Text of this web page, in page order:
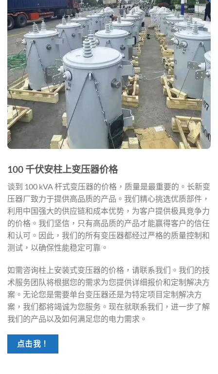
100 千伏安柱上变压器价格
谈到 100 kVA 杆式变压器的价格，质量是最重要的。长新变
压器厂致力于提供高品质的产品。我们精心挑选优质部件，
利用中国强大的供应链和成本优势，为客户提供极具竞争力
的价格。我们坚信，只有高品质的产品才能赢得客户的信任
和认可。因此，我们的所有变压器都经过严格的质量控制和
测试，以确保性能稳定可靠。
如需咨询柱上安装式变压器的价格，请联系我们。我们的技
术服务团队将根据您的需求为您提供详细报价和定制解决方
案。无论您是需要单台变压器还是为特定项目定制解决方
案，我们都将竭诚为您服务。现在就联系我们，进一步了解
我们的产品以及如何满足您的电力需求。
点击我！